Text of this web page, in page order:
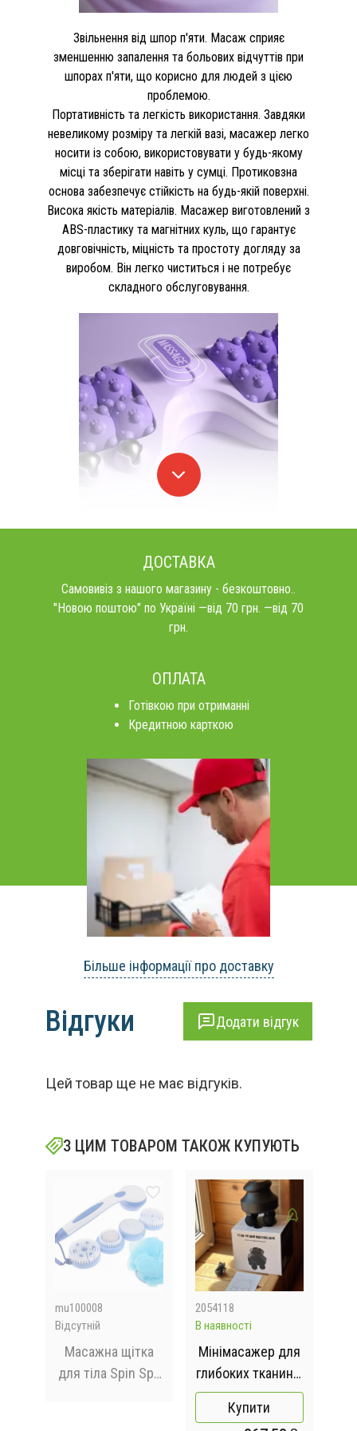
Звільнення від шпор п'яти. Масаж сприяє
зменшенню запалення та больових відчуттів при
шпорах п'яти, що корисно для людей з цією
проблемою.
Портативність та легкість використання. Завдяки
невеликому розміру та легкій вазі, масажер легко
носити із собою, використовувати у будь-якому
місці та зберігати навіть у сумці. Протиковзна
основа забезпечує стійкість на будь-якій поверхні.
Висока якість матеріалів. Масажер виготовлений з
ABS-пластику та магнітних куль, що гарантує
довговічність, міцність та простоту догляду за
виробом. Він легко чиститься і не потребує
складного обслуговування.
ДОСТАВКА
Самовивіз з нашого магазину - безкоштовно..
"Новою поштою" по Україні —від 70 грн. —від 70
грн.
ОПЛАТА
Готівкою при отриманні
Кредитною карткою
Більше інформації про доставку
Відгуки Додати відгук
Цей товар ще не має відгуків.
З ЦИМ ТОВАРОМ ТАКОЖ КУПУЮТЬ
mu100008
Відсутній
Масажна щітка
для тіла Spin Spa
2054118
В наявності
Мінімасажер для
глибоких тканин /
Електричний
ручний масажер з
Купити